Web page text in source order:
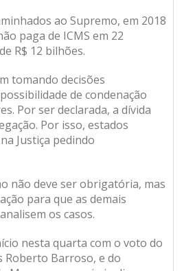
ao Supremo, em 2018
paga de ICMS em 22
R$ 12 bilhões.
tomando decisões
de condenação
Por ser declarada, a dívida
Por isso, estados
Justiça pedindo
não deve ser obrigatória, mas
para que as demais
os casos.
nesta quarta com o voto do
Barroso, e do